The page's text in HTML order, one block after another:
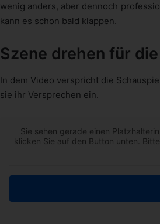
wenig anders, aber dennoch
kann es schon bald klappen.
Szene drehen für
In dem Video verspricht die
sie ihr Versprechen ein.
Sie sehen gerade einen
klicken Sie auf den Button unten.